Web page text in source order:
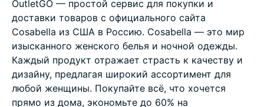
OutletGO — простой сервис для покупки и
доставки товаров с официального сайта
Cosabella из США в Россию. Cosabella — это мир
изысканного женского белья и ночной одежды.
Каждый продукт отражает страсть к качеству и
дизайну, предлагая широкий ассортимент для
любой женщины. Покупайте всё, что хочется
прямо из дома, экономьте до 60% на